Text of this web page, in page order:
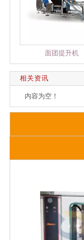
面团提升机
相关资讯
内容为空！